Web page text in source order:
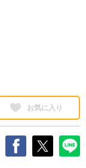
お気に入り